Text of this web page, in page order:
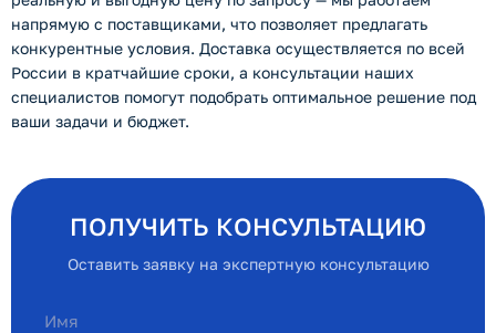
напрямую с поставщиками, что позволяет предлагать
конкурентные условия. Доставка осуществляется по всей
России в кратчайшие сроки, а консультации наших
специалистов помогут подобрать оптимальное решение под
ваши задачи и бюджет.
ПОЛУЧИТЬ КОНСУЛЬТАЦИЮ
Оставить заявку на экспертную консультацию
Имя